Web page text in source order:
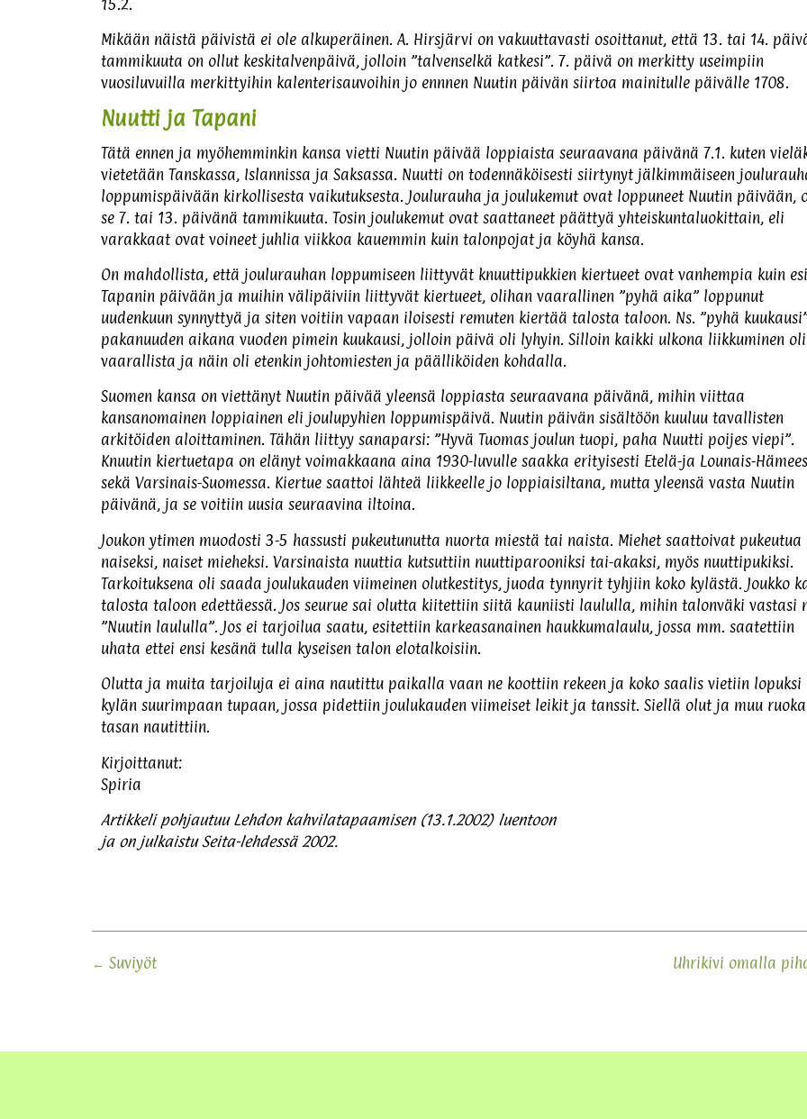
15.2.
Mikään näistä päivistä ei ole alkuperäinen. A. Hirsjärvi on vakuuttavasti osoittanut, että 13. tai 14.
tammikuuta on ollut keskitalvenpäivä, jolloin ”talvenselkä katkesi”. 7. päivä on merkitty useimpiin
vuosiluvuilla merkittyihin kalenterisauvoihin jo ennnen Nuutin päivän siirtoa mainitulle päivälle 1708.
Nuutti ja Tapani
Tätä ennen ja myöhemminkin kansa vietti Nuutin päivää loppiaista seuraavana päivänä 7.1. kuten
vietetään Tanskassa, Islannissa ja Saksassa. Nuutti on todennäköisesti siirtynyt jälkimmäiseen
loppumispäivään kirkollisesta vaikutuksesta. Joulurauha ja joulukemut ovat loppuneet Nuutin päivään,
se 7. tai 13. päivänä tammikuuta. Tosin joulukemut ovat saattaneet päättyä yhteiskuntaluokittain, eli
varakkaat ovat voineet juhlia viikkoa kauemmin kuin talonpojat ja köyhä kansa.
On mahdollista, että joulurauhan loppumiseen liittyvät knuuttipukkien kiertueet ovat vanhempia kuin
Tapanin päivään ja muihin välipäiviin liittyvät kiertueet, olihan vaarallinen ”pyhä aika” loppunut
uudenkuun synnyttyä ja siten voitiin vapaan iloisesti remuten kiertää talosta taloon. Ns. ”pyhä
pakanuuden aikana vuoden pimein kuukausi, jolloin päivä oli lyhyin. Silloin kaikki ulkona liikkuminen oli
vaarallista ja näin oli etenkin johtomiesten ja päälliköiden kohdalla.
Suomen kansa on viettänyt Nuutin päivää yleensä loppiasta seuraavana päivänä, mihin viittaa
kansanomainen loppiainen eli joulupyhien loppumispäivä. Nuutin päivän sisältöön kuuluu tavallisten
arkitöiden aloittaminen. Tähän liittyy sanaparsi: ”Hyvä Tuomas joulun tuopi, paha Nuutti poijes viepi”.
Knuutin kiertuetapa on elänyt voimakkaana aina 1930-luvulle saakka erityisesti Etelä-ja Lounais-
sekä Varsinais-Suomessa. Kiertue saattoi lähteä liikkeelle jo loppiaisiltana, mutta yleensä vasta Nuutin
päivänä, ja se voitiin uusia seuraavina iltoina.
Joukon ytimen muodosti 3-5 hassusti pukeutunutta nuorta miestä tai naista. Miehet saattoivat pukeutua
naiseksi, naiset mieheksi. Varsinaista nuuttia kutsuttiin nuuttiparooniksi tai-akaksi, myös nuuttipukiksi.
Tarkoituksena oli saada joulukauden viimeinen olutkestitys, juoda tynnyrit tyhjiin koko kylästä. Joukko
talosta taloon edettäessä. Jos seurue sai olutta kiitettiin siitä kauniisti laululla, mihin talonväki vastasi
”Nuutin laululla”. Jos ei tarjoilua saatu, esitettiin karkeasanainen haukkumalaulu, jossa mm. saatettiin
uhata ettei ensi kesänä tulla kyseisen talon elotalkoisiin.
Olutta ja muita tarjoiluja ei aina nautittu paikalla vaan ne koottiin rekeen ja koko saalis vietiin lopuksi
kylän suurimpaan tupaan, jossa pidettiin joulukauden viimeiset leikit ja tanssit. Siellä olut ja muu ruoka
tasan nautittiin.
Kirjoittanut:
Spiria
Artikkeli pohjautuu Lehdon kahvilatapaamisen (13.1.2002) luentoon
ja on julkaistu Seita-lehdessä 2002.
Uhrikivi omalla
← Suviyöt